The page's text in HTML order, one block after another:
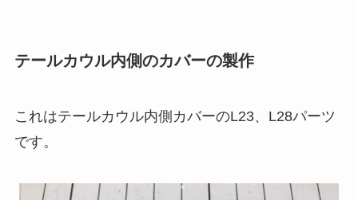
テールカウル内側のカバーの製作
これはテールカウル内側カバーのL23、L28パーツ
です。